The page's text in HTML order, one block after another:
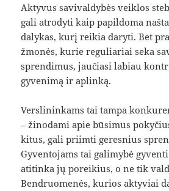
Aktyvus savivaldybės veiklos
gali atrodyti kaip papildoma
dalykas, kurį reikia daryti. Bet
žmonės, kurie reguliariai seka
sprendimus, jaučiasi labiau
gyvenimą ir aplinką.
Verslininkams tai tampa
– žinodami apie būsimus
kitus, gali priimti geresnius
Gyventojams tai galimybė
atitinka jų poreikius, o ne tik
Bendruomenės, kurios aktyviai